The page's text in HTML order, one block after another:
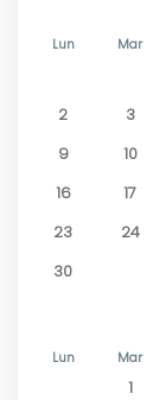
Lun Mar
2
3
9
10
16
17
23
24
30
Lun Mar
1